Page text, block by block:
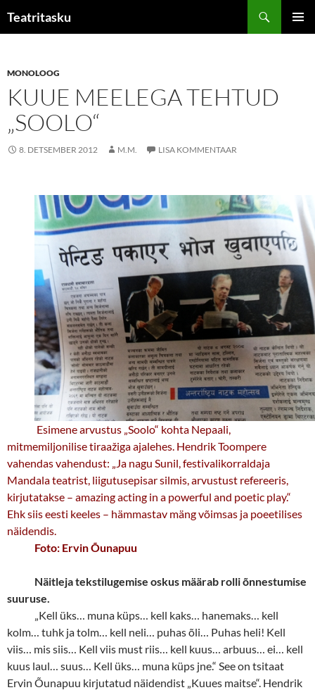
sisu
Teatritasku
MONOLOOG
KUUE MEELEGA TEHTUD
„SOOLO“
8. DETSEMBER 2012 M.M. LISA KOMMENTAAR
Esimene arvustus „Soolo“ kohta Nepaali,
mitmemiljonilise tiraažiga ajalehes. Hendrik Toompere
vahendas vahendust: „Ja nagu Sunil, festivalikorraldaja
Mandala teatrist, liigutusepisar silmis, arvustust refereeris,
kirjutatakse – amazing acting in a powerful and poetic play.“
Ehk siis eesti keeles – hämmastav mäng võimsas ja poeetilises
näidendis.
Foto: Ervin Õunapuu
Näitleja tekstilugemise oskus määrab rolli õnnestumise
suuruse.
„Kell üks… muna küps… kell kaks… hanemaks… kell
kolm… tuhk ja tolm… kell neli… puhas õli… Puhas heli! Kell
viis… mis siis… Kell viis must riis… kell kuus… arbuus… ei… kell
kuus laul… suus… Kell üks… muna küps jne.“ See on tsitaat
Ervin Õunapuu kirjutatud näidendist „Kuues maitse“. Hendrik